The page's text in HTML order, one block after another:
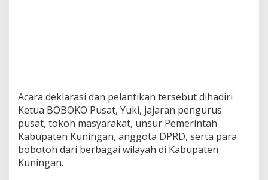
Acara deklarasi dan pelantikan tersebut dihadiri
Ketua BOBOKO Pusat, Yuki, jajaran pengurus
pusat, tokoh masyarakat, unsur Pemerintah
Kabupaten Kuningan, anggota DPRD, serta para
bobotoh dari berbagai wilayah di Kabupaten
Kuningan.